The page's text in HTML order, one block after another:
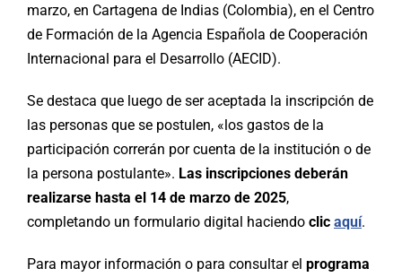
marzo, en Cartagena de Indias (Colombia), en el Centro
de Formación de la Agencia Española de Cooperación
Internacional para el Desarrollo (AECID).
Se destaca que luego de ser aceptada la inscripción de
las personas que se postulen, «los gastos de la
participación correrán por cuenta de la institución o de
la persona postulante». Las inscripciones deberán
realizarse hasta el 14 de marzo de 2025,
completando un formulario digital haciendo clic aquí.
Para mayor información o para consultar el programa